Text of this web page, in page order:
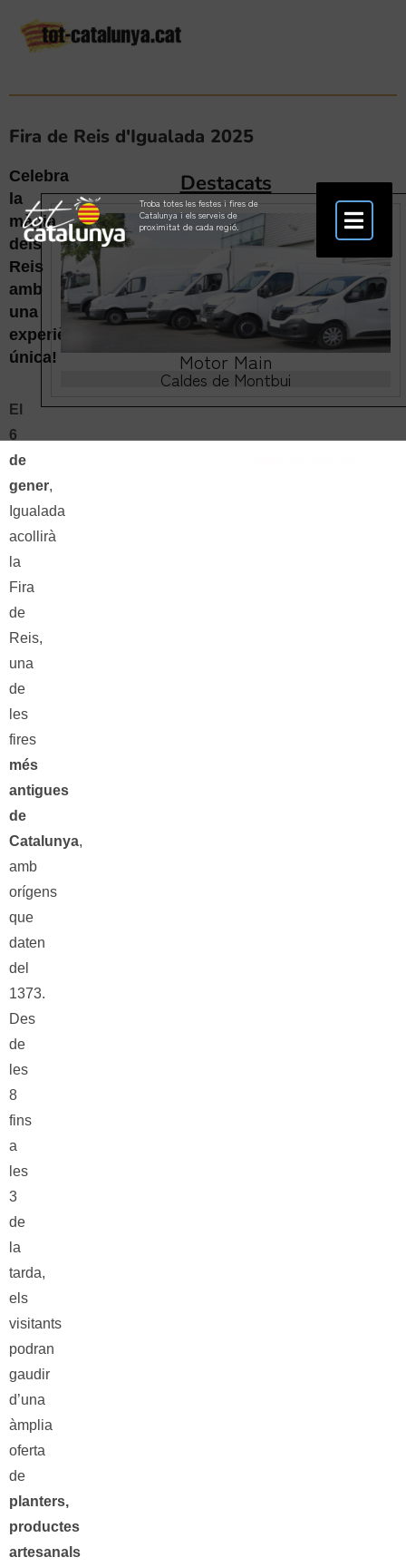
Troba totes les festes i fires de
Catalunya i els serveis de
proximitat de cada regió.
Fira de Reis d'Igualada 2025
Celebra
la
màgia
dels
Reis
amb
una
experiència
única!
El
6
de
gener,
Igualada
acollirà
la
Fira
de
Reis,
una
de
les
fires
més
antigues
de
Catalunya,
amb
orígens
que
daten
del
1373.
Des
de
les
8
fins
a
les
3
de
la
tarda,
els
visitants
podran
gaudir
d’una
àmplia
oferta
de
planters,
productes
artesanals
Destacats
Motor Main
Caldes de Montbui